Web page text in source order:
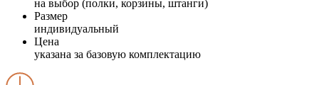
на выбор (полки, корзины, штанги)
Размер
индивидуальный
Цена
указана за базовую комплектацию